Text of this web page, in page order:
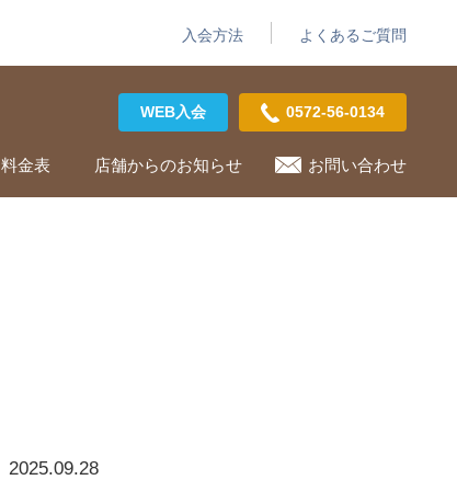
入会方法 よくあるご質問
料金表 店舗からのお知らせ お問い合わせ
WEB入会 0572-56-0134
2025.09.28